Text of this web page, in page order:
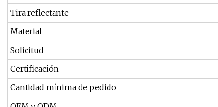
Tira reflectante
Material
Solicitud
Certificación
Cantidad mínima de pedido